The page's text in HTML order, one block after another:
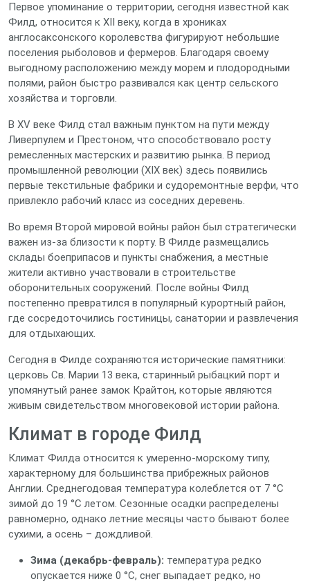
Первое упоминание о территории, сегодня известной как
Филд, относится к XII веку, когда в хрониках
англосаксонского королевства фигурируют небольшие
поселения рыболовов и фермеров. Благодаря своему
выгодному расположению между морем и плодородными
полями, район быстро развивался как центр сельского
хозяйства и торговли.
В XV веке Филд стал важным пунктом на пути между
Ливерпулем и Престоном, что способствовало росту
ремесленных мастерских и развитию рынка. В период
промышленной революции (XIX век) здесь появились
первые текстильные фабрики и судоремонтные верфи, что
привлекло рабочий класс из соседних деревень.
Во время Второй мировой войны район был стратегически
важен из‑за близости к порту. В Филде размещались
склады боеприпасов и пункты снабжения, а местные
жители активно участвовали в строительстве
оборонительных сооружений. После войны Филд
постепенно превратился в популярный курортный район,
где сосредоточились гостиницы, санатории и развлечения
для отдыхающих.
Сегодня в Филде сохраняются исторические памятники:
церковь Св. Марии 13 века, старинный рыбацкий порт и
упомянутый ранее замок Крайтон, которые являются
живым свидетельством многовековой истории района.
Климат в городе Филд
Климат Филда относится к умеренно-морскому типу,
характерному для большинства прибрежных районов
Англии. Среднегодовая температура колеблется от 7 °C
зимой до 19 °C летом. Сезонные осадки распределены
равномерно, однако летние месяцы часто бывают более
сухими, а осень – дождливой.
Зима (декабрь‑февраль): температура редко
опускается ниже 0 °C, снег выпадает редко, но